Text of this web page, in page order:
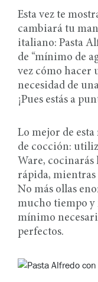
Esta vez te
cambiará tu
italiano: Pasta
de “mínimo de
vez cómo hacer
necesidad de
¡Pues estás a
Lo mejor de
de cocción:
Ware, cocinarás
rápida, mientras
No más ollas
mucho tiempo y
mínimo
perfectos.